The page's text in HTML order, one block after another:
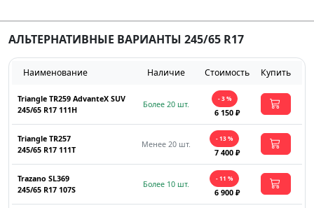
АЛЬТЕРНАТИВНЫЕ ВАРИАНТЫ 245/65 R17
Наименование Наличие Стоимость Купить
Triangle TR259 AdvanteX SUV
245/65 R17 111H
Более 20 шт.
- 3 %
6 150 ₽
Triangle TR257
245/65 R17 111T
Менее 20 шт.
- 13 %
7 400 ₽
Trazano SL369
245/65 R17 107S
Более 10 шт.
- 11 %
6 900 ₽